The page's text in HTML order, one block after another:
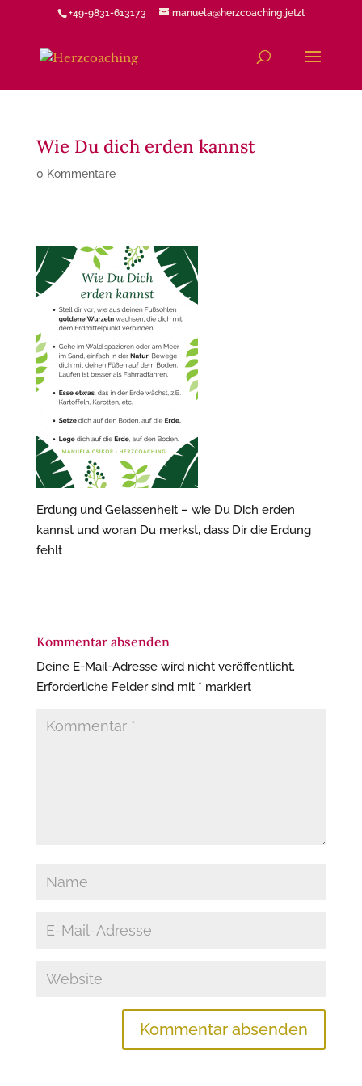
+49-9831-613173 manuela@herzcoaching.jetzt
Wie Du dich erden kannst
0 Kommentare
Erdung und Gelassenheit – wie Du Dich erden
kannst und woran Du merkst, dass Dir die Erdung
fehlt
Kommentar absenden
Deine E-Mail-Adresse wird nicht veröffentlicht.
Erforderliche Felder sind mit * markiert